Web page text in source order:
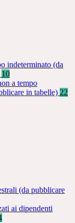
indeterminato (da
10
a tempo
in tabelle) 22
(da pubblicare
ai dipendenti